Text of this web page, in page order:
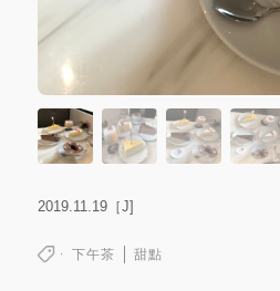
2019.11.19［J]
下午茶 甜點